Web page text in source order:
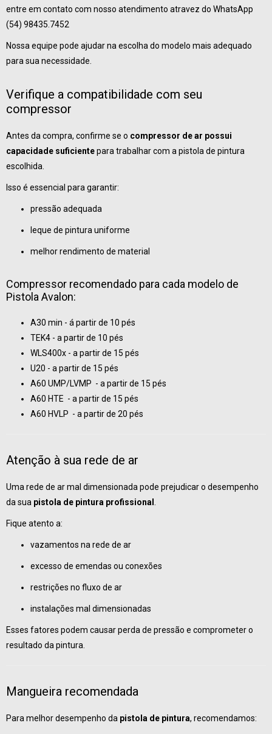
entre em contato com nosso atendimento atravez do WhatsApp
(54) 98435.7452
Nossa equipe pode ajudar na escolha do modelo mais adequado
para sua necessidade.
Verifique a compatibilidade com seu
compressor
Antes da compra, confirme se o compressor de ar possui
capacidade suficientepara trabalhar com a pistola de pintura
escolhida.
Isso é essencial para garantir:
pressão adequada
leque de pintura uniforme
melhor rendimento de material
Compressor recomendado para cada modelo de
Pistola Avalon:
A30 min - á partir de 10 pés
TEK4 - a partir de 10 pés
WLS400x - a partir de 15 pés
U20 - a partir de 15 pés
A60 UMP/LVMP - a partir de 15 pés
A60 HTE - a partir de 15 pés
A60 HVLP - a partir de 20 pés
Atenção à sua rede de ar
Uma rede de ar mal dimensionada pode prejudicar o desempenho
da sua pistola de pintura profissional .
Fique atento a:
vazamentos na rede de ar
excesso de emendas ou conexões
restrições no fluxo de ar
instalações mal dimensionadas
Esses fatores podem causar perda de pressão e comprometer o
resultado da pintura.
Mangueira recomendada
Para melhor desempenho da pistola de pintura, recomendamos: